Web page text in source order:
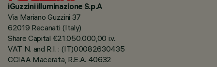
iGuzzini illuminazione S.p.A
Via Mariano Guzzini 37
62019 Recanati (Italy)
Share Capital €21.050.000,00 i.v.
VAT N. and R.I. : (IT)00082630435
CCIAA Macerata, R.E.A. 40632